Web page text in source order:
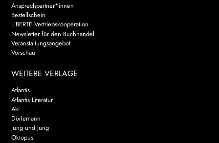
Ansprechpartner*innen
Bestellschein
LIBERTÉ Vertriebskooperation
Newsletter für den Buchhandel
Veranstaltungsangebot
Vorschau
WEITERE VERLAGE
Atlantis
Atlantis Literatur
Aki
Dörlemann
Jung und Jung
Oktopus